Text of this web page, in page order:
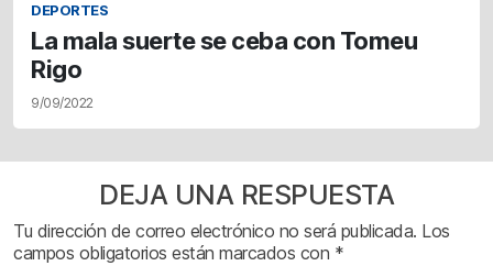
DEPORTES
La mala suerte se ceba con Tomeu
Rigo
9/09/2022
DEJA UNA RESPUESTA
Tu dirección de correo electrónico no será publicada. Los
campos obligatorios están marcados con *